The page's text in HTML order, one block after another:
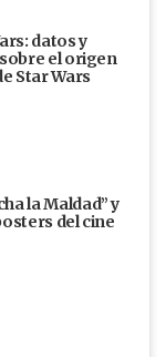
datos y
el origen
Star Wars
la Maldad” y
del cine